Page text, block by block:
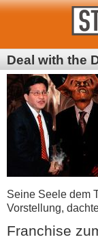
Deal with the
Seine Seele dem
Vorstellung,
Franchise